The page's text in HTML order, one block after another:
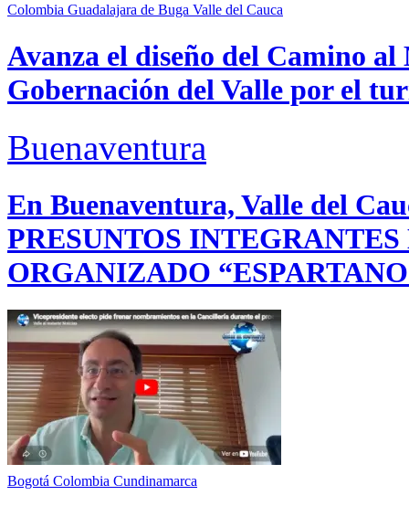
Colombia Guadalajara de Buga Valle del Cauca
Avanza el diseño del Camino
Gobernación del Valle por el
Buenaventura
En Buenaventura, Valle del
PRESUNTOS
ORGANIZADO
Bogotá Colombia Cundinamarca